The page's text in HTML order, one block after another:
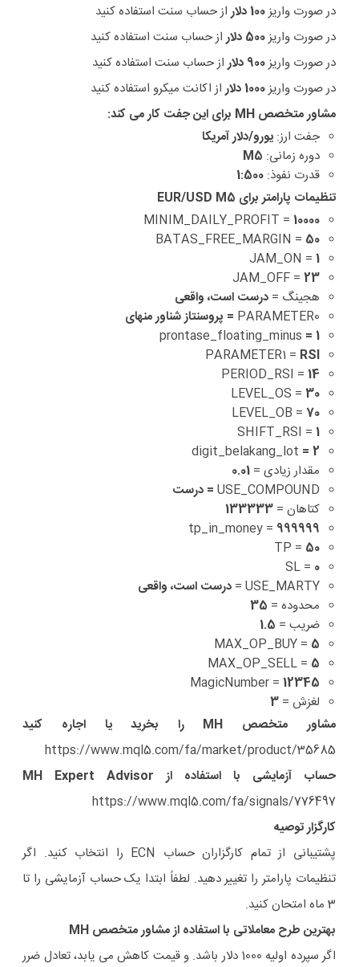
در صورت واریز100 دلار
از حساب سنت استفاده کنید
در صورت واریز500 دلار
از حساب سنت استفاده کنید
در صورت واریز900 دلار
از حساب سنت استفاده کنید
در صورت واریز1000 دلار
از اکانت میکرو استفاده کنید
مشاور متخصص MH برای این جفت کار می کند:
جفت ارز:یورو/دلار آمریکا
دوره زمانی: M5
قدرت نفوذ:1:500
تنظیمات پارامتر برای EUR/USD M5
MINIM_DAILY_PROFIT = 10000
BATAS_FREE_MARGIN = 50
JAM_ON = 1
JAM_OFF = 23
هجینگ =درست است، واقعی
PARAMETER0
= پروسنتاز شناور منهای
prontase_floating_minus = 1
PARAMETER1 = RSI
PERIOD_RSI = 14
LEVEL_OS = 30
LEVEL_OB = 70
SHIFT_RSI = 1
digit_belakang_lot = 2
مقدار زیادی = 0.01
USE_COMPOUND = درست
کتاهان = 133333
tp_in_money = 999999
TP = 50
SL = 0
USE_MARTY =
درست است، واقعی
محدوده = 35
ضریب = 1.5
MAX_OP_BUY = 5
MAX_OP_SELL = 5
MagicNumber = 12345
لغزش = 3
مشاور متخصص MH را بخرید یا اجاره کنید
https://www.mql5.com/fa/market/product/35685
حساب آزمایشی با استفاده از MH Expert Advisor
https://www.mql5.com/fa/signals/776497
کارگزار توصیه
پشتیبانی از تمام کارگزاران حساب ECN را انتخاب کنید. اگر
تنظیمات پارامتر را تغییر دهید. لطفاً ابتدا یک حساب آزمایشی را تا
3 ماه امتحان کنید.
بهترین طرح معاملاتی با استفاده از مشاور متخصص MH
اگر سپرده اولیه 1000 دلار باشد. و قیمت کاهش می یابد، تعادل ضرر